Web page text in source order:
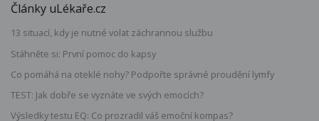
Články uLékaře.cz
13 situací, kdy je nutné volat záchrannou službu
Stáhněte si: První pomoc do kapsy
Co pomáhá na oteklé nohy? Podpořte správné proudění lymfy
TEST: Jak dobře se vyznáte ve svých emocích?
Výsledky testu EQ: Co prozradil váš emoční kompas?